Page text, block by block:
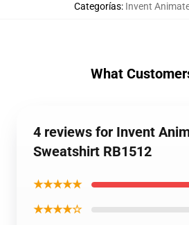
Categorías: Invent
What
4 reviews for Invent
Sweatshirt RB1512
★★★★★
★★★★☆